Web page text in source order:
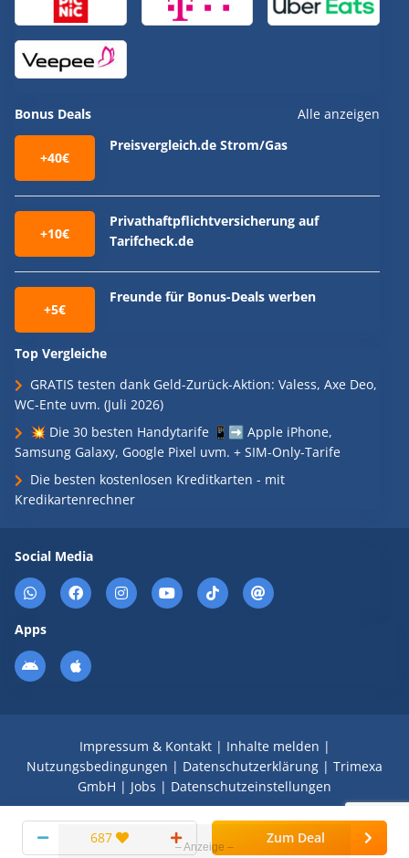
687 Zum Deal
Bonus Deals Alle anzeigen
+40€
Preisvergleich.de Strom/Gas
+10€
Privathaftpflichtversicherung auf
Tarifcheck.de
+5€
Freunde für Bonus-Deals werben
Top Vergleiche
GRATIS testen dank Geld-Zurück-Aktion: Valess, Axe Deo,
WC-Ente uvm. (Juli 2026)
💥 Die 30 besten Handytarife 📱➡️ Apple iPhone,
Samsung Galaxy, Google Pixel uvm. + SIM-Only-Tarife
Die besten kostenlosen Kreditkarten - mit
Kredikartenrechner
Social Media
Apps
Impressum & Kontakt| Inhalte melden |
Nutzungsbedingungen | Datenschutzerklärung | Trimexa
GmbH | Jobs | Datenschutzeinstellungen
© 2008 - 2026 Schnäppchen Blog mit Doktortitel -
DealDoktor.de